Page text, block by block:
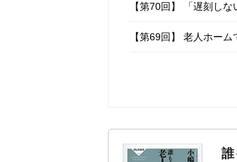
【第70回】 「遅刻し
【第69回】 老人ホー
誰